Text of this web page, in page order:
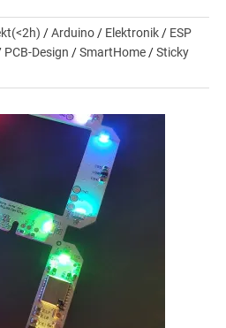
/Arduino/ Elektronik/ ESP
PCB-Design /SmartHome/Sticky